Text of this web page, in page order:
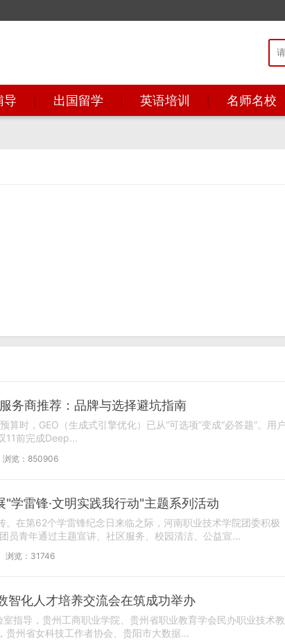
导 出国留学 英语培训 名师名校
务商推荐：品牌与选择避坑指南
时，GEO（生成式引擎优化）已从“可选项”变成“必答题”。用
11前完成Deep...
浏览：850906
学雷锋·文明实践我行动"主题系列活动
。在第62个学雷锋纪念日来临之际，河南职业技术学院团委积极
员青年通过主题宣讲、社区服务、校园清洁、公益宣...
浏览：31746
智化人才培养交流会在筑成功举办
指导，贵州工商职业学院、贵州省职业教育学会民办职业技术教
州省女科技工作者协会、贵阳市大数据...